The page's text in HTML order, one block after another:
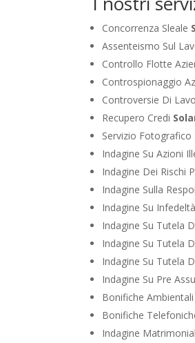
Concorrenza Sleale
Assenteismo Sul
Controllo Flotte
Controspionaggio
Controversie Di
Recupero Credi
Servizio Fotografico
Indagine Su Azioni
Indagine Dei Rischi
Indagine Sulla
Indagine Su
Indagine Su Tutela
Indagine Su Tutela
Indagine Su Tutela
Indagine Su Pre
Bonifiche Ambientali
Bonifiche
Indagine